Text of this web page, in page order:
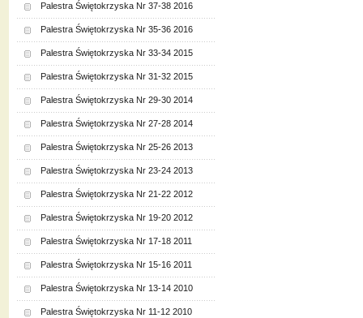
Palestra Świętokrzyska Nr 37-38 2016
Palestra Świętokrzyska Nr 35-36 2016
Palestra Świętokrzyska Nr 33-34 2015
Palestra Świętokrzyska Nr 31-32 2015
Palestra Świętokrzyska Nr 29-30 2014
Palestra Świętokrzyska Nr 27-28 2014
Palestra Świętokrzyska Nr 25-26 2013
Palestra Świętokrzyska Nr 23-24 2013
Palestra Świętokrzyska Nr 21-22 2012
Palestra Świętokrzyska Nr 19-20 2012
Palestra Świętokrzyska Nr 17-18 2011
Palestra Świętokrzyska Nr 15-16 2011
Palestra Świętokrzyska Nr 13-14 2010
Palestra Świętokrzyska Nr 11-12 2010